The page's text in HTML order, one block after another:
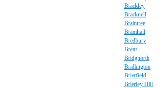
Brackley
Bracknell
Braintree
Bramhall
Bredbury
Brent
Bridgnorth
Bridlington
Brierfield
Brierley Hill